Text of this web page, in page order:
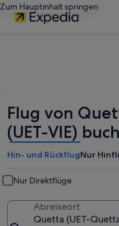
Zum Hauptinhalt springen
Flug von
(UET-VIE)
Hin- und RückflugNur
Nur Direktflüge
Abreiseort
Quetta (UET-